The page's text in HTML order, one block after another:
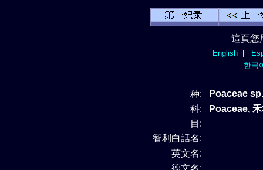
這頁您
English|
한국
种:
Poaceae
科:
Poaceae,
目:
智利白話名:
英文名:
德文名: